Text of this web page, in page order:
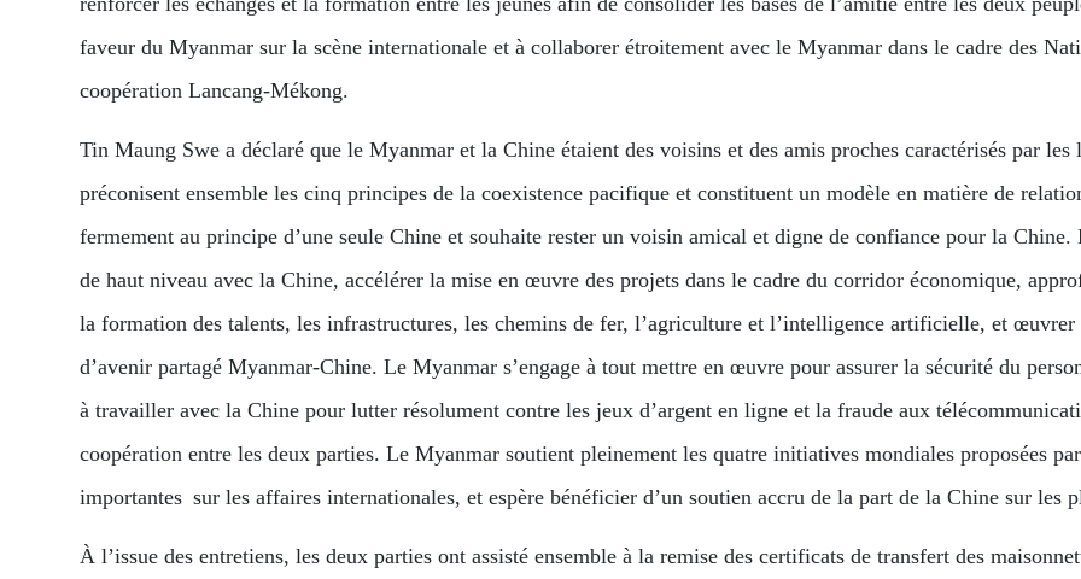
faveur du Myanmar sur la scène internationale et à collaborer étroitement avec le Myanmar dans le cadre des
coopération Lancang-Mékong.
Tin Maung Swe a déclaré que le Myanmar et la Chine étaient des voisins et des amis proches caractérisés par
préconisent ensemble les cinq principes de la coexistence pacifique et constituent un modèle en matière de
fermement au principe d’une seule Chine et souhaite rester un voisin amical et digne de confiance pour la
de haut niveau avec la Chine, accélérer la mise en œuvre des projets dans le cadre du corridor économique,
la formation des talents, les infrastructures, les chemins de fer, l’agriculture et l’intelligence artificielle, et œuvrer
d’avenir partagé Myanmar-Chine. Le Myanmar s’engage à tout mettre en œuvre pour assurer la sécurité du
à travailler avec la Chine pour lutter résolument contre les jeux d’argent en ligne et la fraude aux
coopération entre les deux parties. Le Myanmar soutient pleinement les quatre initiatives mondiales proposées
importantes sur les affaires internationales, et espère bénéficier d’un soutien accru de la part de la Chine sur les
À l’issue des entretiens, les deux parties ont assisté ensemble à la remise des certificats de transfert des